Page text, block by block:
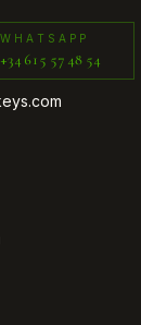
WHATSAPP
+34 615 57 48 54